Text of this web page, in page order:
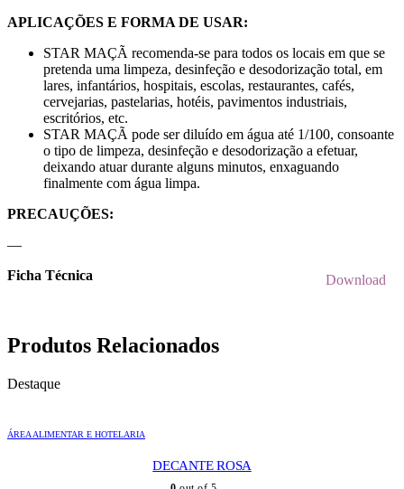
APLICAÇÕES E FORMA DE USAR:
STAR MAÇÃ recomenda-se para todos os locais em que se
pretenda uma limpeza, desinfeção e desodorização total, em
lares, infantários, hospitais, escolas, restaurantes, cafés,
cervejarias, pastelarias, hotéis, pavimentos industriais,
escritórios, etc.
STAR MAÇÃ pode ser diluído em água até 1/100, consoante
o tipo de limpeza, desinfeção e desodorização a efetuar,
deixando atuar durante alguns minutos, enxaguando
finalmente com água limpa.
PRECAUÇÕES:
—
Ficha Técnica
Download
Produtos Relacionados
Destaque
ÁREA ALIMENTAR E HOTELARIA
DECANTE ROSA